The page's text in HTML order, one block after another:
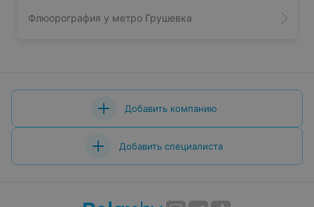
Флюорография у метро Грушевка
Добавить компанию
Добавить специалиста